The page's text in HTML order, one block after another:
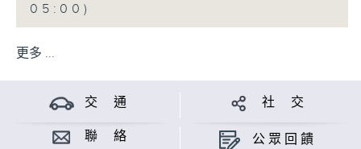
05:00)
更多 ...
交 通 社 交
聯 絡 公眾回饋